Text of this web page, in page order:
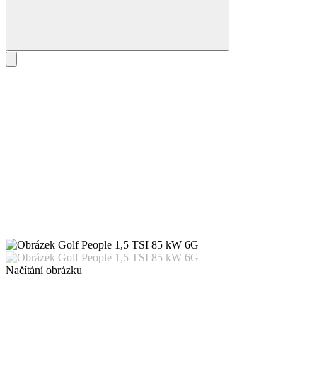
Načítání obrázku